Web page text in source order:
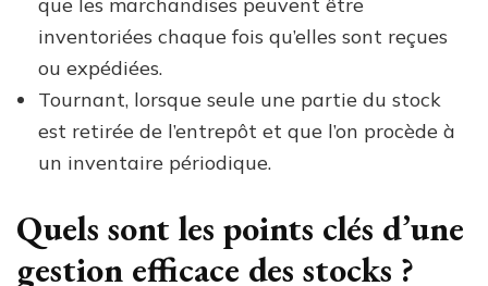
inventoriées chaque fois qu’elles sont reçues
ou expédiées.
Tournant, lorsque seule une partie du stock
est retirée de l’entrepôt et que l’on procède à
un inventaire périodique.
Quels sont les points clés d’une
gestion efficace des stocks ?